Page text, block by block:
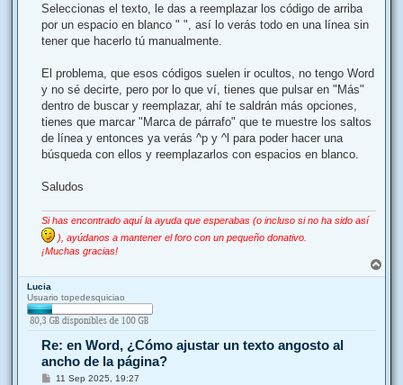
Seleccionas el texto, le das a reemplazar los código de arriba
por un espacio en blanco " ", así lo verás todo en una línea sin
tener que hacerlo tú manualmente.
El problema, que esos códigos suelen ir ocultos, no tengo Word
y no sé decirte, pero por lo que ví, tienes que pulsar en "Más"
dentro de buscar y reemplazar, ahí te saldrán más opciones,
tienes que marcar "Marca de párrafo" que te muestre los saltos
de línea y entonces ya verás ^p y ^l para poder hacer una
búsqueda con ellos y reemplazarlos con espacios en blanco.
Saludos
Si has encontrado aquí la ayuda que esperabas (o incluso si no ha sido así
), ayúdanos a mantener el foro con un pequeño donativo.
¡Muchas gracias!
r
Lucia
Usuario topedesquiciao
Re: en Word, ¿Cómo ajustar un texto angosto al
ancho de la página?
M11 Sep 2025, 19:27